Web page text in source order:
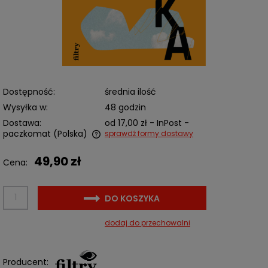
Dostępność:
średnia ilość
Wysyłka w:
48 godzin
Dostawa:
od 17,00 zł - InPost -
paczkomat (Polska) sprawdź formy dostawy
Cena: 49,90 zł
DO KOSZYKA
dodaj do przechowalni
Producent: